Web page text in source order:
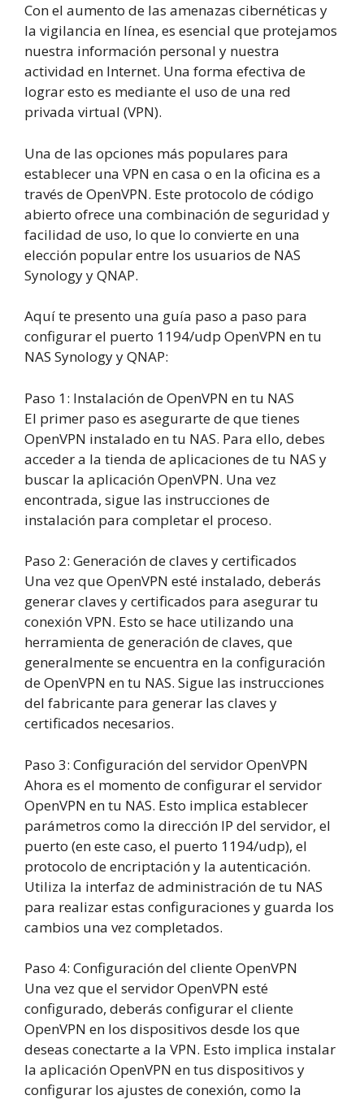
Con el aumento de las amenazas cibernéticas y
la vigilancia en línea, es esencial que protejamos
nuestra información personal y nuestra
actividad en Internet. Una forma efectiva de
lograr esto es mediante el uso de una red
privada virtual (VPN).
Una de las opciones más populares para
establecer una VPN en casa o en la oficina es a
través de OpenVPN. Este protocolo de código
abierto ofrece una combinación de seguridad y
facilidad de uso, lo que lo convierte en una
elección popular entre los usuarios de NAS
Synology y QNAP.
Aquí te presento una guía paso a paso para
configurar el puerto 1194/udp OpenVPN en tu
NAS Synology y QNAP:
Paso 1: Instalación de OpenVPN en tu NAS
El primer paso es asegurarte de que tienes
OpenVPN instalado en tu NAS. Para ello, debes
acceder a la tienda de aplicaciones de tu NAS y
buscar la aplicación OpenVPN. Una vez
encontrada, sigue las instrucciones de
instalación para completar el proceso.
Paso 2: Generación de claves y certificados
Una vez que OpenVPN esté instalado, deberás
generar claves y certificados para asegurar tu
conexión VPN. Esto se hace utilizando una
herramienta de generación de claves, que
generalmente se encuentra en la configuración
de OpenVPN en tu NAS. Sigue las instrucciones
del fabricante para generar las claves y
certificados necesarios.
Paso 3: Configuración del servidor OpenVPN
Ahora es el momento de configurar el servidor
OpenVPN en tu NAS. Esto implica establecer
parámetros como la dirección IP del servidor, el
puerto (en este caso, el puerto 1194/udp), el
protocolo de encriptación y la autenticación.
Utiliza la interfaz de administración de tu NAS
para realizar estas configuraciones y guarda los
cambios una vez completados.
Paso 4: Configuración del cliente OpenVPN
Una vez que el servidor OpenVPN esté
configurado, deberás configurar el cliente
OpenVPN en los dispositivos desde los que
deseas conectarte a la VPN. Esto implica instalar
la aplicación OpenVPN en tus dispositivos y
configurar los ajustes de conexión, como la